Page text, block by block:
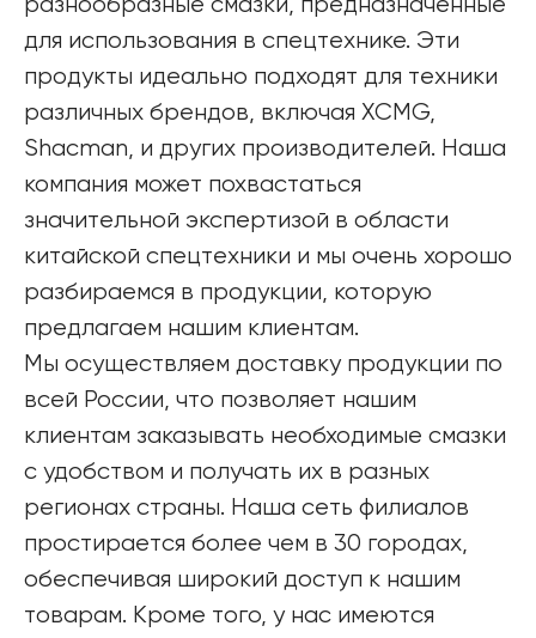
разнообразные смазки, предназначенные
для использования в спецтехнике. Эти
продукты идеально подходят для техники
различных брендов, включая XCMG,
Shacman, и других производителей. Наша
компания может похвастаться
значительной экспертизой в области
китайской спецтехники и мы очень хорошо
разбираемся в продукции, которую
предлагаем нашим клиентам.
Мы осуществляем доставку продукции по
всей России, что позволяет нашим
клиентам заказывать необходимые смазки
с удобством и получать их в разных
регионах страны. Наша сеть филиалов
простирается более чем в 30 городах,
обеспечивая широкий доступ к нашим
товарам. Кроме того, у нас имеются